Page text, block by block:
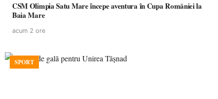
CSM Olimpia Satu Mare începe aventura în Cupa României la
Baia Mare
acum 2 ore
SPORT